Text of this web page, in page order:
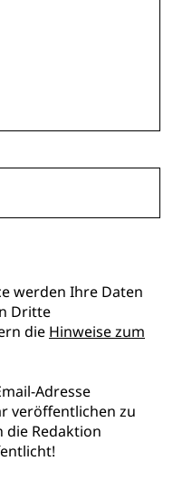
werden Ihre Daten
Dritte
die Hinweise zum
Adresse
veröffentlichen zu
die Redaktion